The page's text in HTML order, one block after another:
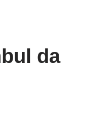
da